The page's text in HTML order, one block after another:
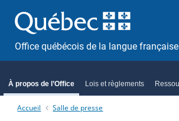
Office québécois de la langue française
À propos de l’Office Lois et règlements
Accueil Salle de presse